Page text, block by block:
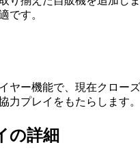
です。
ヤー機能で、現在クロー
力プレイをもたらします。
の詳細